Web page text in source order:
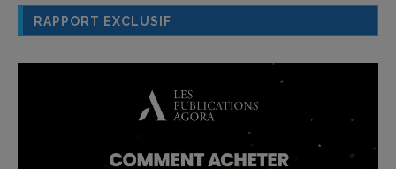
RAPPORT EXCLUSIF